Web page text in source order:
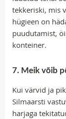
tekkeriski, mis
hügieen on
puudutamist,
konteiner.
7. Meik võib
Kui värvid ja
Silmaarsti
harjaga